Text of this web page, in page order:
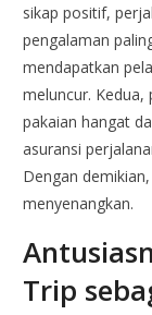
sikap positif,
pengalaman
mendapatkan
meluncur.
pakaian hangat
asuransi
Dengan
menyenangkan.
Trip